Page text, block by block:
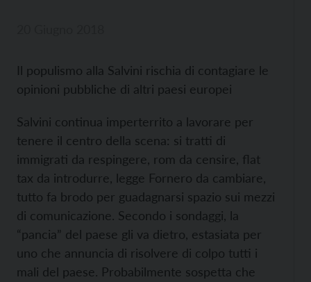
Il populismo alla Salvini rischia di contagiare le
opinioni pubbliche di altri paesi europei
Salvini continua imperterrito a lavorare per
tenere il centro della scena: si tratti di
immigrati da respingere, rom da censire, flat
tax da introdurre, legge Fornero da cambiare,
tutto fa brodo per guadagnarsi spazio sui mezzi
di comunicazione. Secondo i sondaggi, la
“pancia” del paese gli va dietro, estasiata per
uno che annuncia di risolvere di colpo tutti i
mali del paese. Probabilmente sospetta che